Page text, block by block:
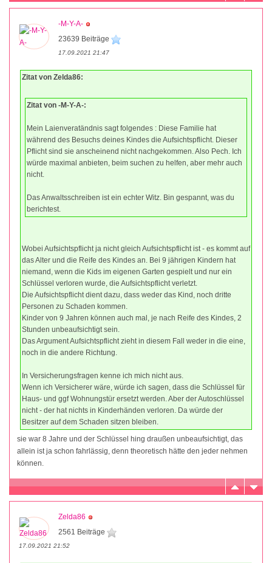
-M-Y-A-
23639 Beiträge
17.09.2021 21:47
Zitat von Zelda86:
Zitat von -M-Y-A-:
Mein Laienveratändnis sagt folgendes : Diese Familie hat
während des Besuchs deines Kindes die Aufsichtspflicht. Dieser
Pflicht sind sie anscheinend nicht nachgekommen. Also Pech. Ich
würde maximal anbieten, beim suchen zu helfen, aber mehr auch
nicht.
Das Anwaltsschreiben ist ein echter Witz. Bin gespannt, was du
berichtest.
Wobei Aufsichtspflicht ja nicht gleich Aufsichtspflicht ist - es kommt auf
das Alter und die Reife des Kindes an. Bei 9 jährigen Kindern hat
niemand, wenn die Kids im eigenen Garten gespielt und nur ein
Schlüssel verloren wurde, die Aufsichtspflicht verletzt.
Die Aufsichtspflicht dient dazu, dass weder das Kind, noch dritte
Personen zu Schaden kommen.
Kinder von 9 Jahren können auch mal, je nach Reife des Kindes, 2
Stunden unbeaufsichtigt sein.
Das Argument Aufsichtspflicht zieht in diesem Fall weder in die eine,
noch in die andere Richtung.
In Versicherungsfragen kenne ich mich nicht aus.
Wenn ich Versicherer wäre, würde ich sagen, dass die Schlüssel für
Haus- und ggf Wohnungstür ersetzt werden. Aber der Autoschlüssel
nicht - der hat nichts in Kinderhänden verloren. Da würde der
Besitzer auf dem Schaden sitzen bleiben.
sie war 8 Jahre und der Schlüssel hing draußen unbeaufsichtigt, das
allein ist ja schon fahrlässig, denn theoretisch hätte den jeder nehmen
können.
Zelda86
2561 Beiträge
17.09.2021 21:52